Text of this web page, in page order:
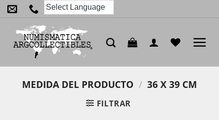
Saltar
al
contenido
MEDIDA DEL PRODUCTO / 36 X 39 CM
FILTRAR